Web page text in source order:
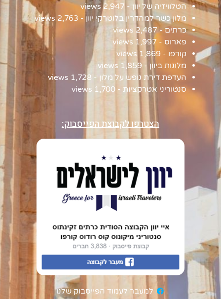
הטלוויזיה של יוון - 2,947 views
מלון כשר למהדרין בלוטרקי יוון - 2,763 views
כרתים- 2,487 views
פארוס - 1,997 views
קורפו - 1,869 views
מלונות ביוון - 1,859 views
העדפת דירת נופש על מלון - 1,728 views
סנטוריני אטרקציות - 1,700 views
הצטרפו לקבוצת הפייסבוק:
למעבר לעמוד הפייסבוק שלנו